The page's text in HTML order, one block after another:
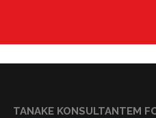
TANAKE KONSULTANTEM